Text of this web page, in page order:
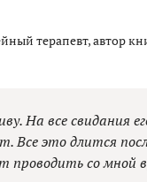
терапевт, автор
На все свидания
Все это длится
проводить со мной